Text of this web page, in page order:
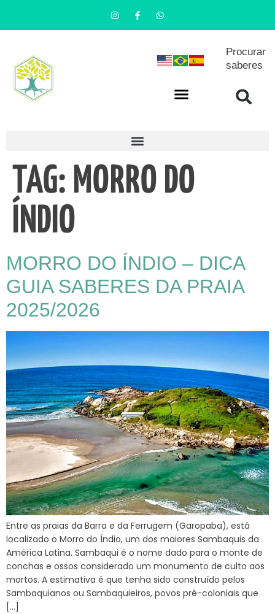
Procurar
saberes
TAG: MORRO DO
ÍNDIO
MORRO DO ÍNDIO – DICA
GUIA SABERES DA PRAIA
2025/2026
Entre as praias da Barra e da Ferrugem (Garopaba), está
localizado o Morro do Índio, um dos maiores Sambaquis da
América Latina. Sambaqui é o nome dado para o monte de
conchas e ossos considerado um monumento de culto aos
mortos. A estimativa é que tenha sido construído pelos
Sambaquianos ou Sambaquieiros, povos pré-coloniais que
[…]